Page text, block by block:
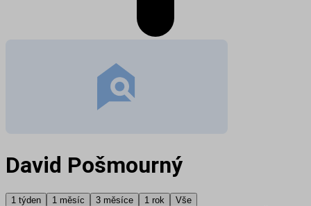
David Pošmourný
1 týden 1 měsíc 3 měsíce 1 rok Vše